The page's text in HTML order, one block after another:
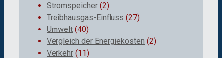
Stromspeicher (2)
Treibhausgas-Einfluss (27)
Umwelt (40)
Vergleich der Energiekosten (2)
Verkehr (11)